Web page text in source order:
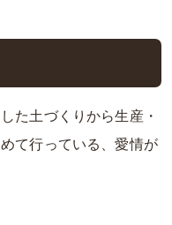
た土づくりから生産・
て行っている、愛情が